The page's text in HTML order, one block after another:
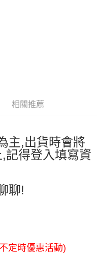
相關推薦
主,出貨時會將
記得登入填寫資
聊!
定時優惠活動)